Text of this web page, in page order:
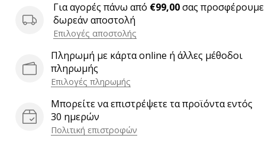
Για αγορές πάνω από €99,00σας προσφέρουμε
δωρεάν αποστολή
Επιλογές αποστολής
Πληρωμή με κάρτα online ή άλλες μέθοδοι
πληρωμής
Επιλογές πληρωμής
Μπορείτε να επιστρέψετε τα προϊόντα εντός
30 ημερών
Πολιτική επιστροφών